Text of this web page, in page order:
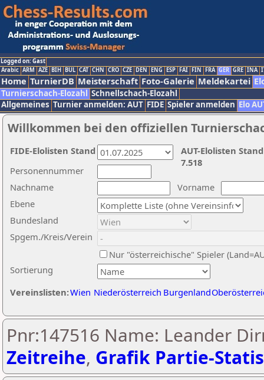
Logged on: Gast
Arabic ARM AZE BIH BUL CAT CHN CRO CZE DEN ENG ESP FAI FIN FRA GER GRE INA
Home TurnierDB Meisterschaft Foto-Galerie Meldekartei
Turnierschach-Elozahl Schnellschach-Elozahl
Allgemeines Turnier anmelden: AUT FIDE Spieler anmelden Elo
Willkommen bei den offiziellen
Nachname
Vorname
Ebene
Sortierung
Personennummer
Bundesland
Spgem./Kreis/Verein
Nur "österreichische" Spieler
Vereinslisten:Wien Niederösterreich Burgenland
AUT-Elolisten
7.518
FIDE-Elolisten Stand
Pnr:147516 Name: Leander
Zeitreihe, Grafik Partie-